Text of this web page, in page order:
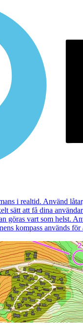
i realtid. Använd
sätt att få dina
göras vart som helst.
kompass används